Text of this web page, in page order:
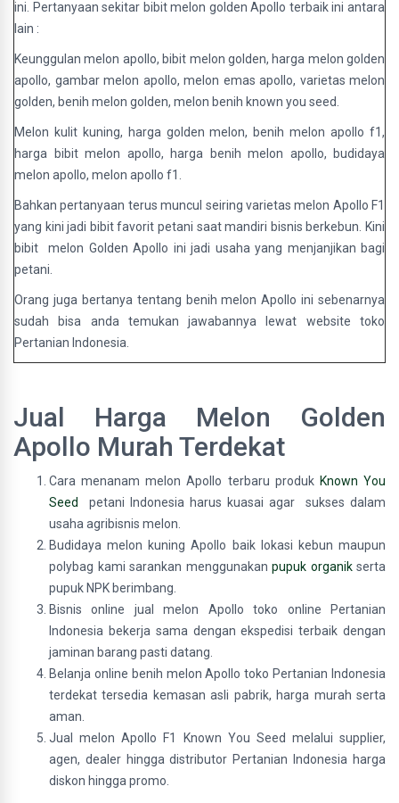
ini. Pertanyaan sekitar bibit melon golden Apollo terbaik ini antara
lain :
Keunggulan melon apollo, bibit melon golden, harga melon golden
apollo, gambar melon apollo, melon emas apollo, varietas melon
golden, benih melon golden, melon benih known you seed.
Melon kulit kuning, harga golden melon, benih melon apollo f1,
harga bibit melon apollo, harga benih melon apollo, budidaya
melon apollo, melon apollo f1.
Bahkan pertanyaan terus muncul seiring varietas melon Apollo F1
yang kini jadi bibit favorit petani saat mandiri bisnis berkebun. Kini
bibit melon Golden Apollo ini jadi usaha yang menjanjikan bagi
petani.
Orang juga bertanya tentang benih melon Apollo ini sebenarnya
sudah bisa anda temukan jawabannya lewat website toko
Pertanian Indonesia.
Jual Harga Melon Golden
Apollo Murah Terdekat
Cara menanam melon Apollo terbaru produk Known You
Seed
petani Indonesia harus kuasai agar sukses dalam
usaha agribisnis melon.
Budidaya melon kuning Apollo baik lokasi kebun maupun
polybag kami sarankan menggunakan pupuk organikserta
pupuk NPK berimbang.
Bisnis online jual melon Apollo toko online Pertanian
Indonesia bekerja sama dengan ekspedisi terbaik dengan
jaminan barang pasti datang.
Belanja online benih melon Apollo toko Pertanian Indonesia
terdekat tersedia kemasan asli pabrik, harga murah serta
aman.
Jual melon Apollo F1 Known You Seed melalui supplier,
agen, dealer hingga distributor Pertanian Indonesia harga
diskon hingga promo.